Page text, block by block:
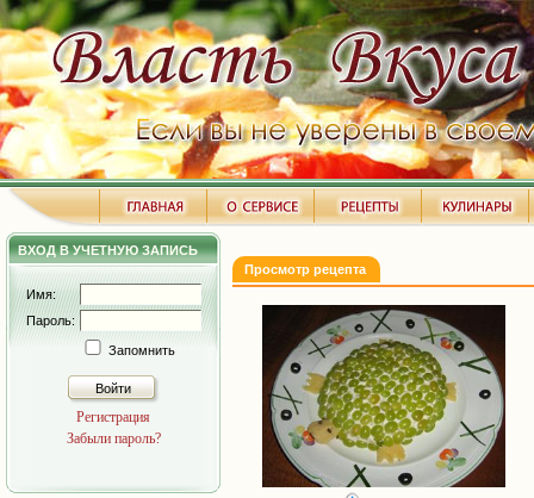
ВХОД В УЧЕТНУЮ ЗАПИСЬ
Имя:
Пароль:
Запомнить
Войти
Регистрация
Забыли пароль?
Просмотр рецепта